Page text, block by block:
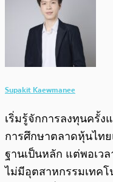
Supakit Kaewmanee
เริ่มรู้จักการลงทุนครั้ง
การศึกษาตลาดหุ้นไท
ฐานเป็นหลัก แต่พอเว
ไม่มีอุตสาหกรรมเทค